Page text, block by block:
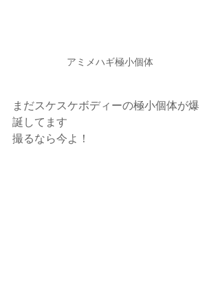
アミメハギ極小個体
まだスケスケボディーの極小個体が爆
誕してます
撮るなら今よ！